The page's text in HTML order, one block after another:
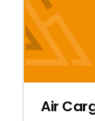
Air